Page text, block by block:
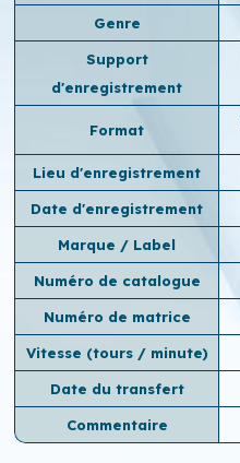
Genre
Support
d'enregistrement
Format
Lieu d'enregistrement
Date d'enregistrement
Marque / Label
Numéro de catalogue
Numéro de matrice
Vitesse (tours / minute)
Date du transfert
Commentaire